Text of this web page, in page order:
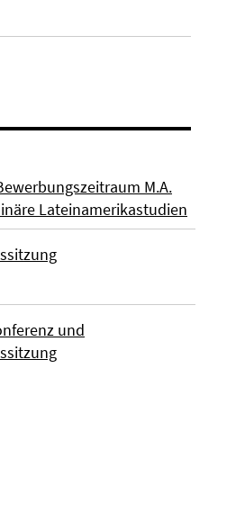
M.A.
Lateinamerikastudien
und